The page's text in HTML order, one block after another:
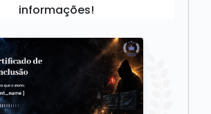
informações!